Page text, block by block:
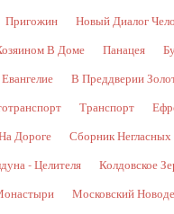
Пригожин Новый Диалог
В Доме Панацея
В Преддверии
Транспорт
Дороге Сборник
- Целителя Колдовское
Московский